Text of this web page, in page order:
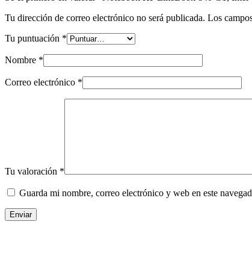
Tu dirección de correo electrónico no será publicada. Los
Tu puntuación *
Nombre *
Correo electrónico *
Tu valoración *
Guarda mi nombre, correo electrónico y web en este
Enviar